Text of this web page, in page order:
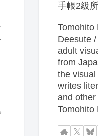
手帳2級所
Tomohito
Deesute
adult
from
the
writes
and
Tomohito